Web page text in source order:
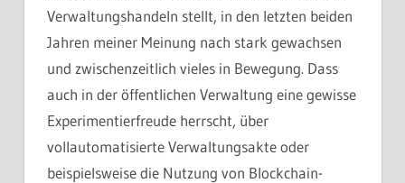
Verwaltungshandeln stellt, in den letzten beiden
Jahren meiner Meinung nach stark gewachsen
und zwischenzeitlich vieles in Bewegung. Dass
auch in der öffentlichen Verwaltung eine gewisse
Experimentierfreude herrscht, über
vollautomatisierte Verwaltungsakte oder
beispielsweise die Nutzung von Blockchain-